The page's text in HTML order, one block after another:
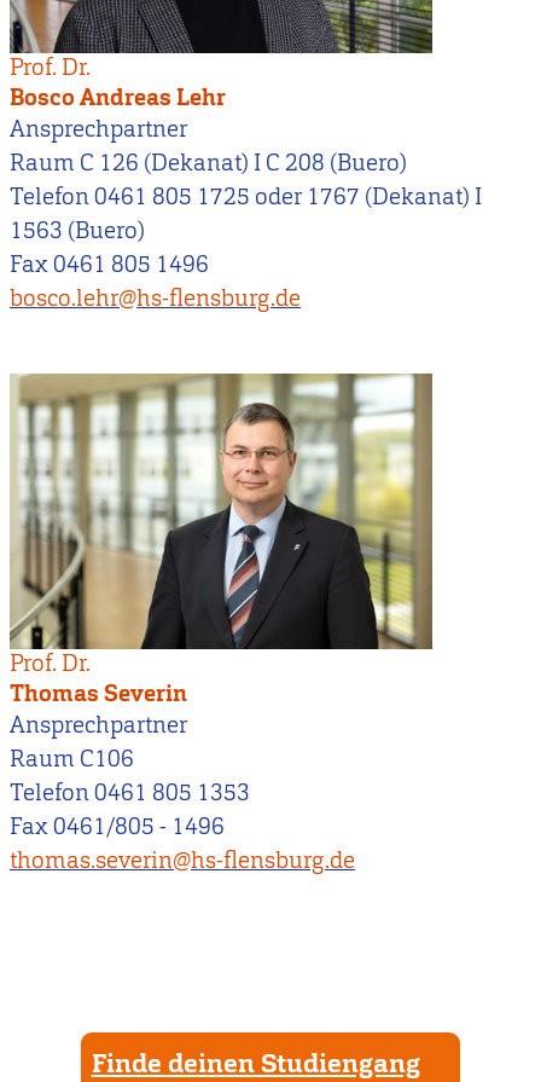
Prof. Dr.
Bosco Andreas Lehr
Ansprechpartner
Raum C 126 (Dekanat) I C 208 (Buero)
Telefon 0461 805 1725 oder 1767 (Dekanat) I
1563 (Buero)
Fax 0461 805 1496
bosco.lehr@hs-flensburg.de
Prof. Dr.
Thomas Severin
Ansprechpartner
Raum C106
Telefon 0461 805 1353
Fax 0461/805 - 1496
thomas.severin@hs-flensburg.de
Finde deinen Studiengang